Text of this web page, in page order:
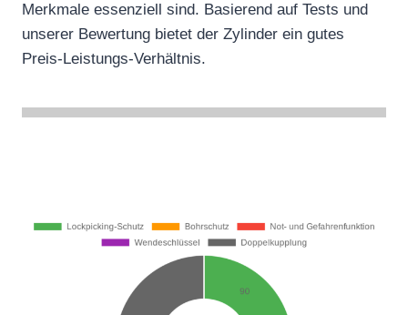
Merkmale essenziell sind. Basierend auf Tests und
unserer Bewertung bietet der Zylinder ein gutes
Preis-Leistungs-Verhältnis.